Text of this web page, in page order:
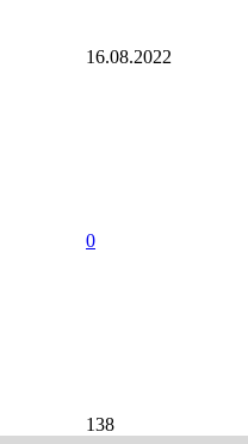
16.08.2022
0
138